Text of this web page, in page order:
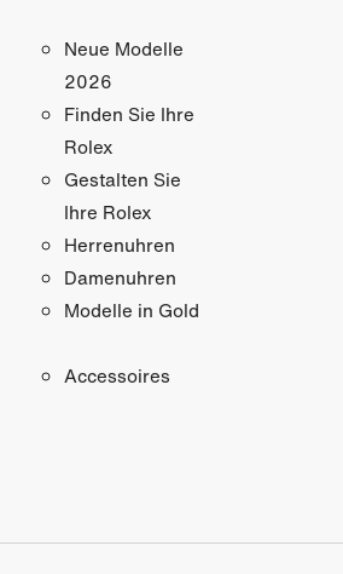
Neue Modelle
2026
Finden Sie Ihre
Rolex
Gestalten Sie
Ihre Rolex
Herrenuhren
Damenuhren
Modelle in Gold
Accessoires